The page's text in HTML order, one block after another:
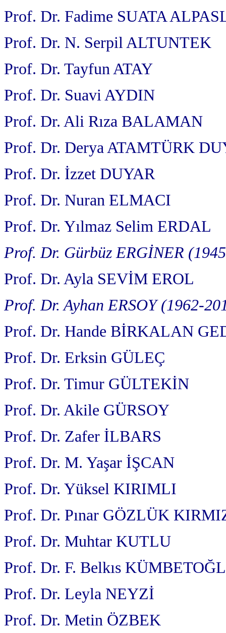
Prof. Dr. Fadime SUATA
Prof. Dr. N. Serpil ALTUNTEK
Prof. Dr. Tayfun ATAY
Prof. Dr. Suavi AYDIN
Prof. Dr. Ali Rıza BALAMAN
Prof. Dr. Derya ATAMTÜRK
Prof. Dr. İzzet DUYAR
Prof. Dr. Nuran ELMACI
Prof. Dr. Yılmaz Selim ERDAL
Prof. Dr. Gürbüz ERGİNER
Prof. Dr. Ayla SEVİM EROL
Prof. Dr. Ayhan ERSOY (1962-
Prof. Dr. Hande BİRKALAN
Prof. Dr. Erksin GÜLEÇ
Prof. Dr. Timur GÜLTEKİN
Prof. Dr. Akile GÜRSOY
Prof. Dr. Zafer İLBARS
Prof. Dr. M. Yaşar İŞCAN
Prof. Dr. Yüksel KIRIMLI
Prof. Dr. Pınar GÖZLÜK
Prof. Dr. Muhtar KUTLU
Prof. Dr. F. Belkıs
Prof. Dr. Leyla NEYZİ
Prof. Dr. Metin ÖZBEK